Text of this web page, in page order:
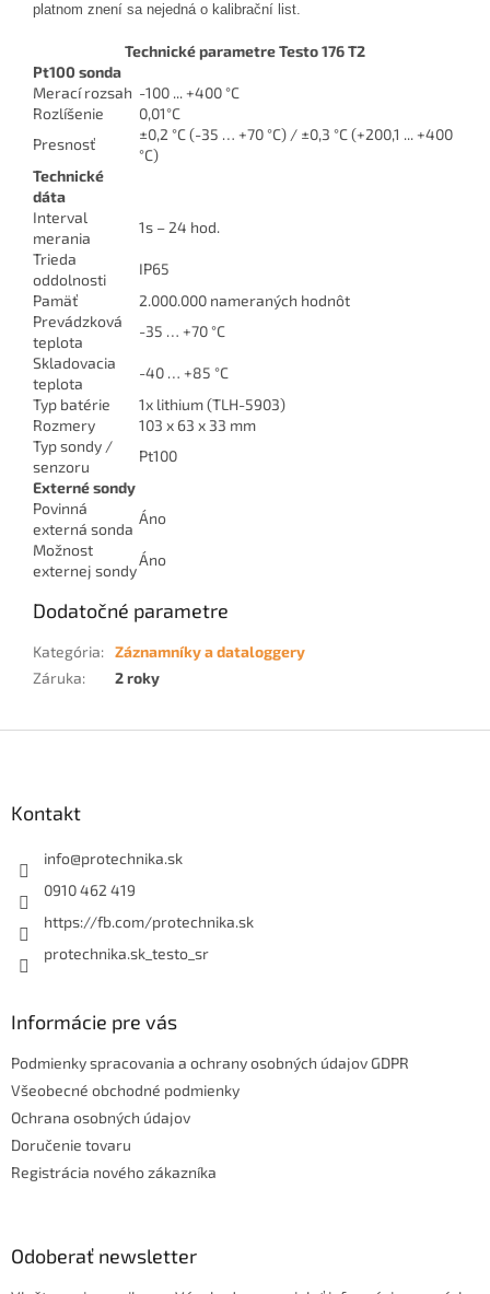
platnom znení sa nejedná o kalibrační list.
Technické parametre Testo 176 T2
Pt100 sonda
Merací rozsah -100 ... +400 °C
Rozlíšenie
0,01°C
Presnosť
±0,2 °C (-35 … +70 °C) / ±0,3 °C (+200,1 ... +400
°C)
Technické
dáta
Interval
merania
1s – 24 hod.
Trieda
oddolnosti
IP65
Pamäť
2.000.000 nameraných hodnôt
Prevádzková
teplota
-35 … +70 °C
Skladovacia
teplota
-40 … +85 °C
Typ batérie
1x lithium (TLH-5903)
Rozmery
103 x 63 x 33 mm
Typ sondy /
senzoru
Pt100
Externé sondy
Povinná
externá sonda
Áno
Možnost
externej sondy
Áno
Dodatočné parametre
Kategória: Záznamníky a dataloggery
Záruka: 2 roky
Kontakt
info@protechnika.sk
0910 462 419
https://fb.com/protechnika.sk
protechnika.sk_testo_sr
Informácie pre vás
Podmienky spracovania a ochrany osobných údajov GDPR
Všeobecné obchodné podmienky
Ochrana osobných údajov
Doručenie tovaru
Registrácia nového zákazníka
Odoberať newsletter